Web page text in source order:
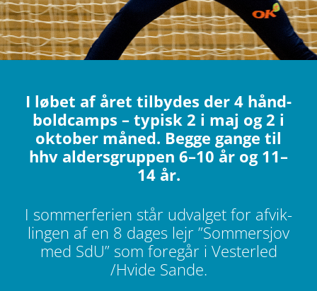
​I løbet af året til­by­des der 4 hånd­
boldcamps – typisk 2 i maj og 2 i
okto­ber måned. Begge gange til
hhv alders­grup­pen 6–10 år og 11–
14 år.
I som­mer­fe­rien står udval­get for afvik­
lin­gen af en 8 dages lejr ”Som­mer­sjov
med SdU” som fore­går i Vester­led
/Hvide Sande.